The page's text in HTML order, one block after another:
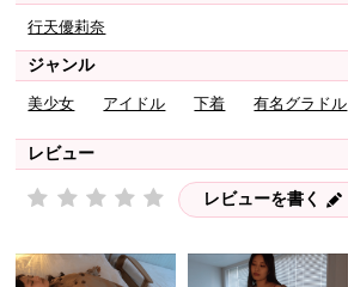
行天優莉奈
ジャンル
美少女 アイドル 下着 有名グラドル
レビュー
レビューを書く